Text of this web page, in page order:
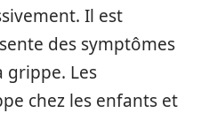
Il est
des symptômes
grippe. Les
chez les enfants et